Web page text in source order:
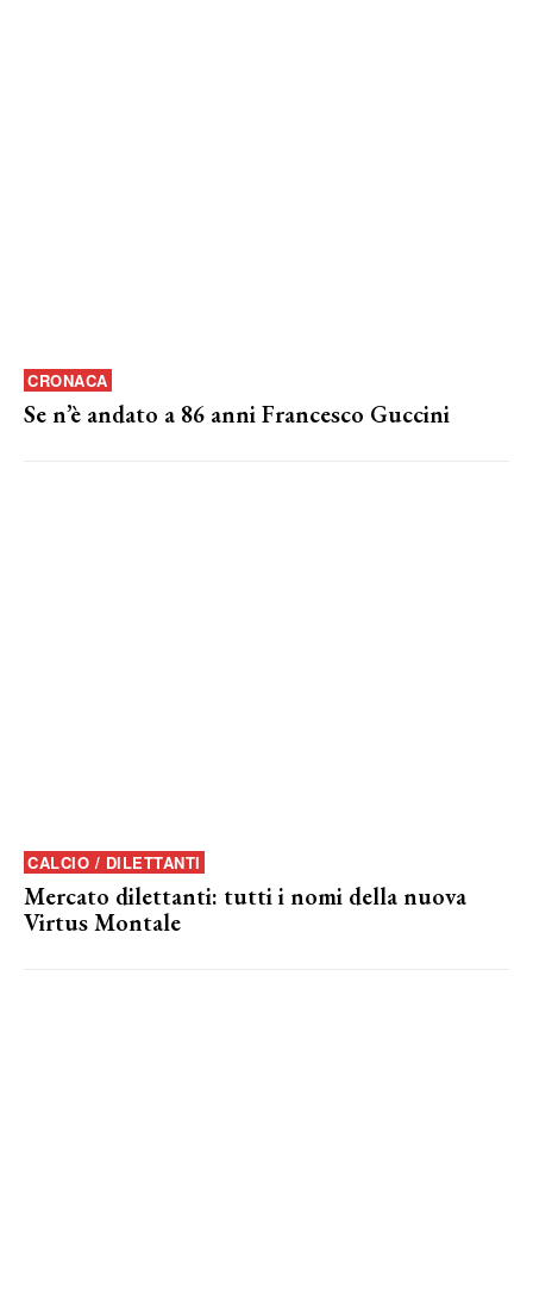
CRONACA
Se n’è andato a 86 anni Francesco Guccini
CALCIO / DILETTANTI
Mercato dilettanti: tutti i nomi della nuova
Virtus Montale